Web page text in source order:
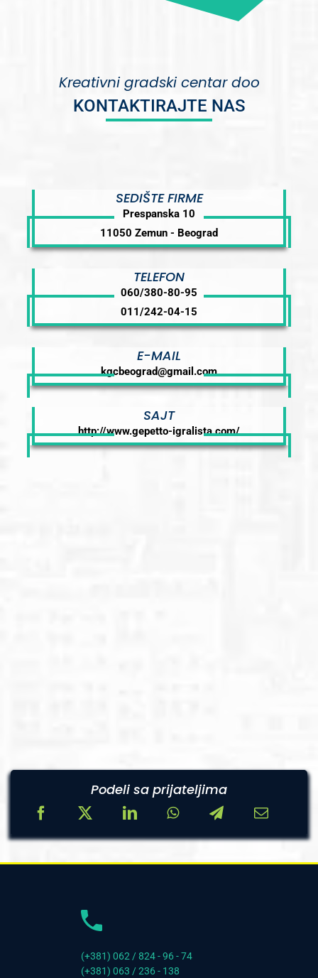
Kreativni gradski centar doo
KONTAKTIRAJTE NAS
SEDIŠTE FIRME
Prespanska 10
11050 Zemun - Beograd
TELEFON
060/380-80-95
011/242-04-15
E-MAIL
kgcbeograd@gmail.com
SAJT
http://www.gepetto-igralista.com/
Podeli sa prijateljima
(+381) 062 / 824 - 96 - 74
(+381) 063 / 236 - 138